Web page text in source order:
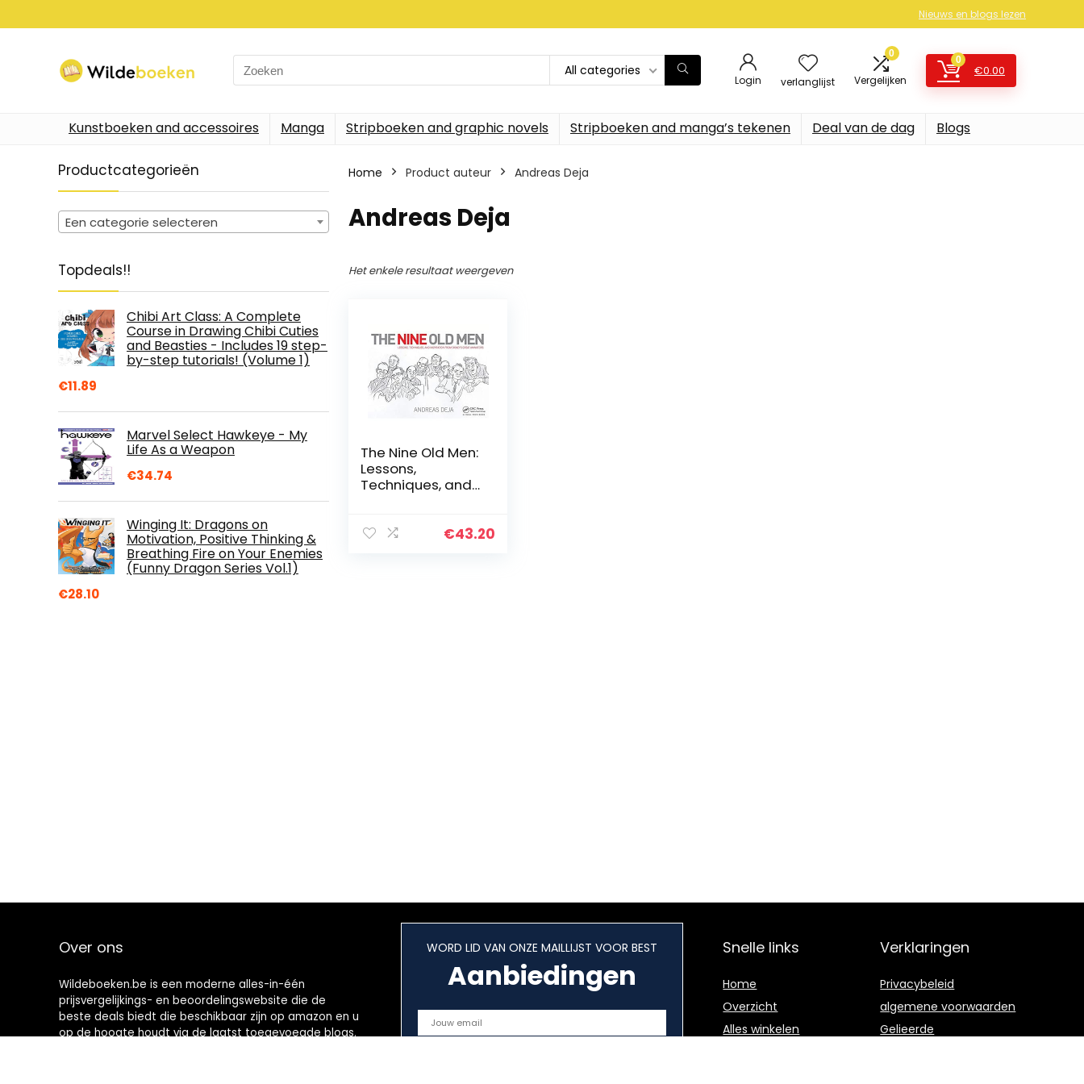
Nieuws en blogs lezen
Search
for:
All categories
Login verlanglijst
0
Vergelijken
0
€0.00
Kunstboeken and accessoires Manga Stripboeken and graphic novels Stripboeken and manga’s tekenen Deal van de dag Blogs
Productcategorieën
Een categorie selecteren
Topdeals!!
Chibi Art Class: A Complete
Course in Drawing Chibi Cuties
and Beasties - Includes 19 step-
by-step tutorials! (Volume 1)
€11.89
Marvel Select Hawkeye - My
Life As a Weapon
€34.74
Winging It: Dragons on
Motivation, Positive Thinking &
Breathing Fire on Your Enemies
(Funny Dragon Series Vol.1)
€28.10
Home Product auteur Andreas Deja
Andreas Deja
Het enkele resultaat weergeven
The Nine Old Men:
Lessons,
Techniques, and
Animators:
€43.20
Over ons
Wildeboeken.be is een moderne alles-in-één
prijsvergelijkings- en beoordelingswebsite die de
beste deals biedt die beschikbaar zijn op amazon en u
op de hoogte houdt via de laatst toegevoegde blogs.
WORD LID VAN ONZE MAILLIJST VOOR BEST
Aanbiedingen
Snelle links
Home
Overzicht
Alles winkelen
Verklaringen
Privacybeleid
algemene voorwaarden
Gelieerde